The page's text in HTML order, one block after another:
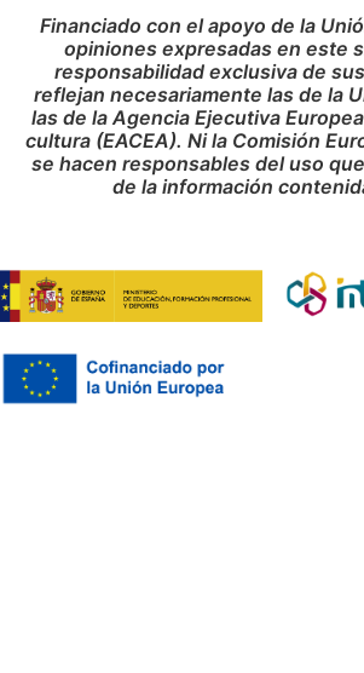
Financiado con el apoyo de la
opiniones expresadas en este
responsabilidad exclusiva de
reflejan necesariamente las de la
las de la Agencia Ejecutiva
cultura (EACEA). Ni la Comisión
se hacen responsables del uso
de la información